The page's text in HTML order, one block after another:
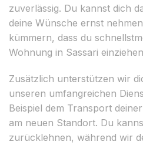
zuverlässig. Du kannst dich
deine Wünsche ernst
kümmern, dass du
Wohnung in Sassari
Zusätzlich unterstützen wir
unseren umfangreichen
Beispiel dem Transport
am neuen Standort. Du
zurücklehnen, während wir